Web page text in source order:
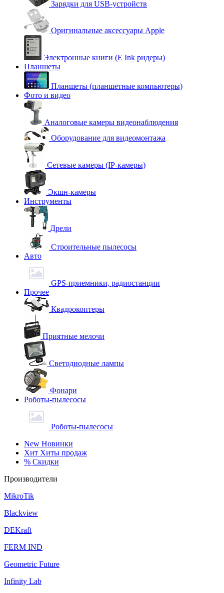
Зарядки для USB-устройств
Оригинальные аксессуары Apple
Электронные книги (E Ink ридеры)
Планшеты
Планшеты (планшетные компьютеры)
Фото и видео
Аналоговые камеры видеонаблюдения
Оборудование для видеомонтажа
Сетевые камеры (IP-камеры)
Экшн-камеры
Инструменты
Дрели
Строительные пылесосы
Авто
GPS-приемники, радиостанции
Прочее
Квадрокоптеры
Приятные мелочи
Светодиодные лампы
Фонари
Роботы-пылесосы
Роботы-пылесосы
New Новинки
Хит Хиты продаж
% Скидки
Производители
MikroTik
Blackview
DEKraft
FERM IND
Geometric Future
Infinity Lab